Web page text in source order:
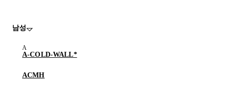
남성
A-COLD-WALL*
ACMH